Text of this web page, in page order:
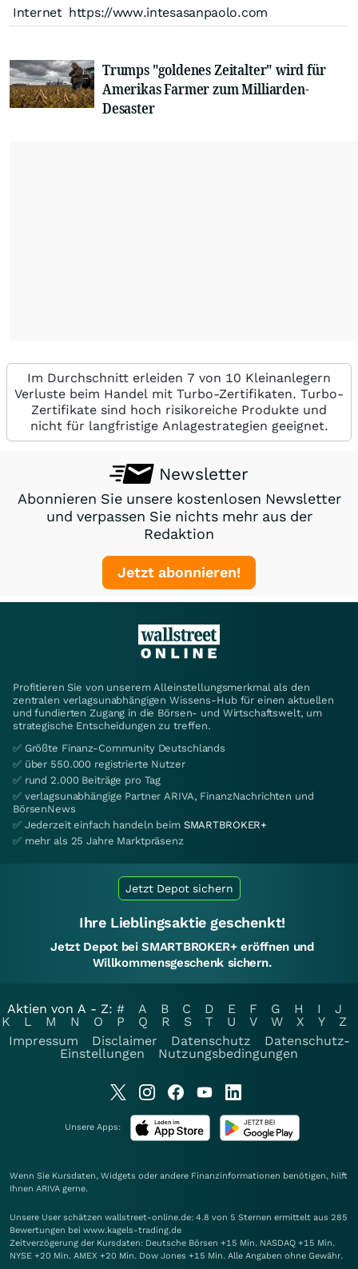
Internet https://www.intesasanpaolo.com
Trumps "goldenes Zeitalter" wird für
Amerikas Farmer zum Milliarden-
Desaster
Im Durchschnitt erleiden 7 von 10 Kleinanlegern
Verluste beim Handel mit Turbo-Zertifikaten. Turbo-
Zertifikate sind hoch risikoreiche Produkte und
nicht für langfristige Anlagestrategien geeignet.
Newsletter
Abonnieren Sie unsere kostenlosen Newsletter
und verpassen Sie nichts mehr aus der
Redaktion
Jetzt abonnieren!
Profitieren Sie von unserem Alleinstellungsmerkmal als den
zentralen verlagsunabhängigen Wissens-Hub für einen aktuellen
und fundierten Zugang in die Börsen- und Wirtschaftswelt, um
strategische Entscheidungen zu treffen.
✅ Größte Finanz-Community Deutschlands
✅ über 550.000 registrierte Nutzer
✅ rund 2.000 Beiträge pro Tag
✅ verlagsunabhängige Partner ARIVA, FinanzNachrichten und
BörsenNews
✅ Jederzeit einfach handeln beim SMARTBROKER+
✅ mehr als 25 Jahre Marktpräsenz
Jetzt Depot sichern
Ihre Lieblingsaktie geschenkt!
Jetzt Depot bei SMARTBROKER+ eröffnen und
Willkommensgeschenk sichern.
Aktien von A - Z: # A B C D E F G H I
J
K
L M N O P Q R S T U V W X Y
Z
Impressum
Disclaimer Datenschutz
Datenschutz-
Einstellungen
Nutzungsbedingungen
Unsere Apps:
Wenn Sie Kursdaten, Widgets oder andere Finanzinformationen benötigen, hilft
Ihnen ARIVA gerne.
Unsere User schätzen wallstreet-online.de: 4.8 von 5 Sternen ermittelt aus 285
Bewertungen bei www.kagels-trading.de
Zeitverzögerung der Kursdaten: Deutsche Börsen +15 Min. NASDAQ +15 Min.
NYSE +20 Min. AMEX +20 Min. Dow Jones +15 Min. Alle Angaben ohne Gewähr.